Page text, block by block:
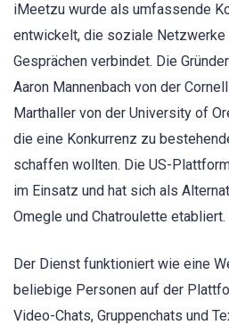
iMeetzu wurde als umfassende
entwickelt, die soziale Netzwerke
Gesprächen verbindet. Die
Aaron Mannenbach von der
Marthaller von der University of
die eine Konkurrenz zu
schaffen wollten. Die US-
im Einsatz und hat sich als
Omegle und Chatroulette etabliert.
Der Dienst funktioniert wie eine
beliebige Personen auf der
Video-Chats, Gruppenchats und